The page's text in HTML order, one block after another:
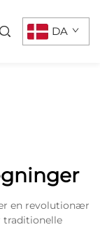
DA
en revolutionær
traditionelle